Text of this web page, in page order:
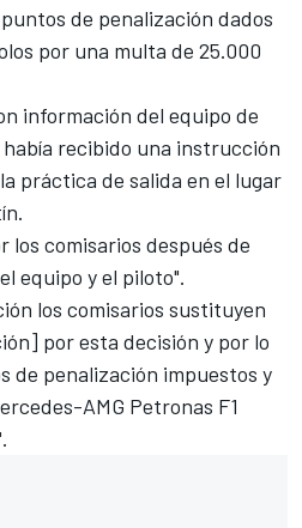
de penalización dados
por una multa de 25.000
información del equipo de
recibido una instrucción
práctica de salida en el lugar
comisarios después de
equipo y el piloto".
los comisarios sustituyen
por esta decisión y por lo
de penalización impuestos y
AMG Petronas F1